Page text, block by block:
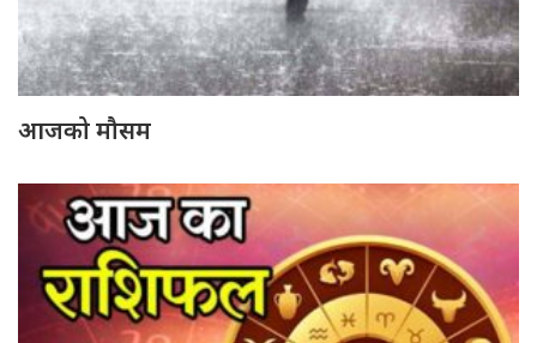
आजको मौसम